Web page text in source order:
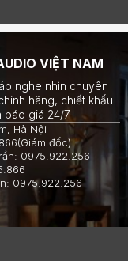
VIỆT NAM
nghe nhìn chuyên
hãng, chiết khấu
báo giá 24/7
Hà Nội
đốc)
0975.922.256
0975.922.256